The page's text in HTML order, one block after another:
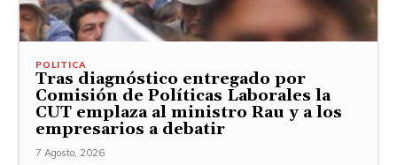
POLITICA
Tras diagnóstico entregado por
Comisión de Políticas Laborales la
CUT emplaza al ministro Rau y a los
empresarios a debatir
7 Agosto, 2026